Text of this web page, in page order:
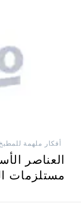
أفكار ملهمة
العناصر
مستلزمات